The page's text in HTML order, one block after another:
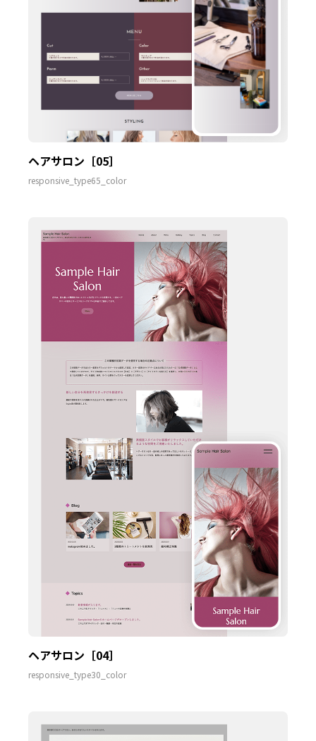
ヘアサロン［05］
responsive_type65_color
ヘアサロン［04］
responsive_type30_color